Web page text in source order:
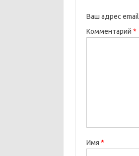
Ваш адрес
Комментарий *
Имя *